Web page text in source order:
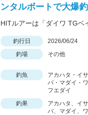
ンタルボートで大爆
釣行日 2026/06/24
釣場
その他
釣魚
アカハタ・イ
バ・マダイ・
フエダイ
釣果
アカハタ、イ
バ、マダイ、